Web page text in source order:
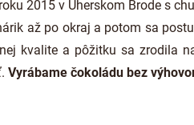
2015 v Uherskom Brode s
až po okraj a potom sa
kvalite a pôžitku sa zrodila
Vyrábame čokoládu bez